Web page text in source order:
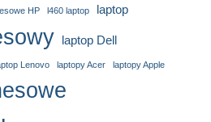
HP l460 laptop laptop
laptop Dell
Lenovo laptopy Acer laptopy Apple